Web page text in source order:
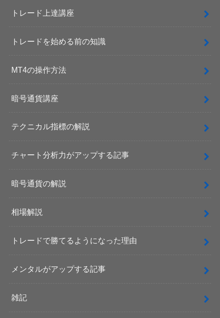
トレード上達講座
トレードを始める前の知識
MT4の操作方法
暗号通貨講座
テクニカル指標の解説
チャート分析力がアップする記事
暗号通貨の解説
相場解説
トレードで勝てるようになった理由
メンタルがアップする記事
雑記